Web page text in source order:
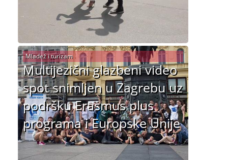
Multijezični glazbeni video
spot snimljen u Zagrebu uz
podršku Erasmus plus
programa i Europske Unije
Mladež i turizam